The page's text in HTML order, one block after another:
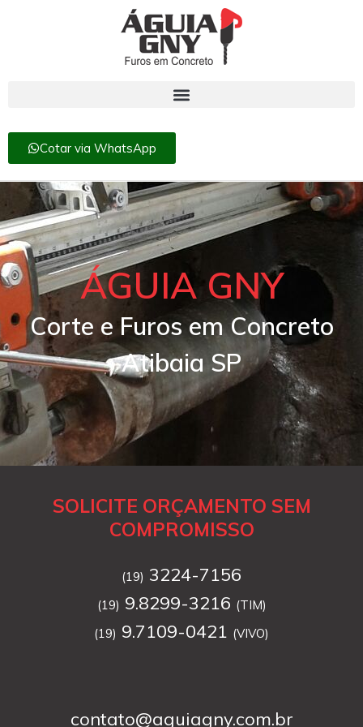
Cotar via WhatsApp
ÁGUIA GNY
Corte e Furos em Concreto
Atibaia SP
SOLICITE ORÇAMENTO SEM
COMPROMISSO
(19) 3224-7156
(19) 9.8299-3216 (TIM)
(19) 9.7109-0421 (VIVO)
contato@aguiagny.com.br